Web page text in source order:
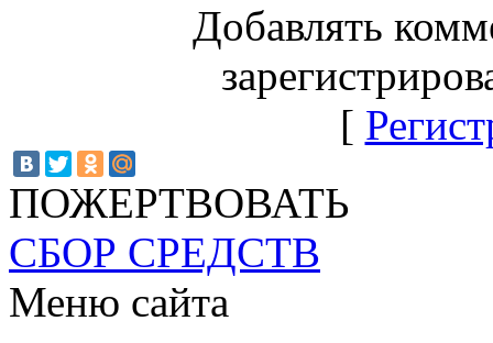
Добавлять
[
ПОЖЕРТВОВАТЬ
СБОР СРЕДСТВ
Меню сайта